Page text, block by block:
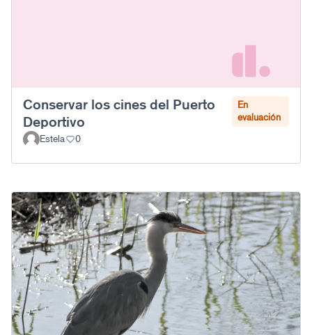
Conservar los cines del Puerto
Deportivo
En
evaluación
Estela
0